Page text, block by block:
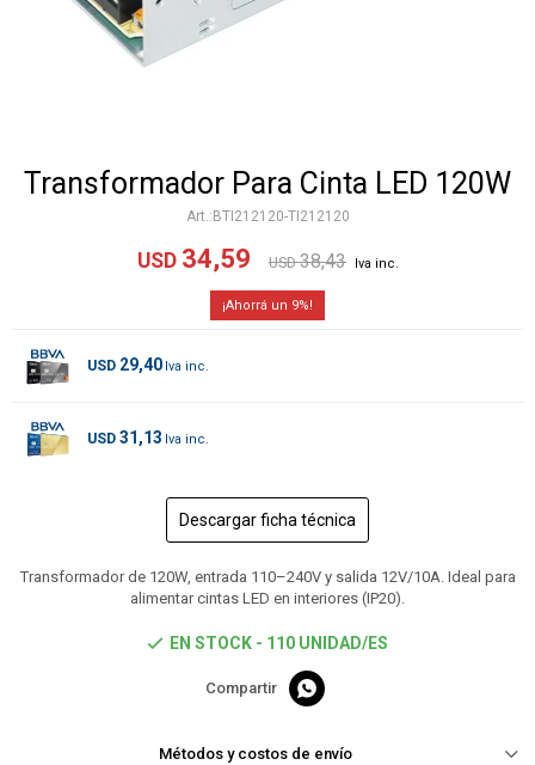
Transformador Para Cinta LED 120W
BTI212120-TI212120
USD 34,59 USD 38,43
9
USD 29,40
USD 31,13
Descargar ficha técnica
Transformador de 120W, entrada 110–240V y salida 12V/10A. Ideal para
alimentar cintas LED en interiores (IP20).
EN STOCK - 110 UNIDAD/ES

Métodos y costos de envío